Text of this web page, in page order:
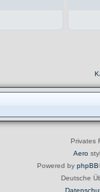
Privates
Aero
Powered by phpBB
Deutsche